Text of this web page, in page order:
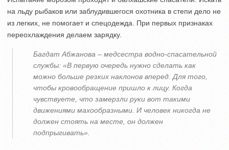
на льду рыбаков или заблудившегося охотника в степи дело не
из легких, не помогает и спецодежда. При первых признаках
переохлаждения делаем зарядку.
Багдат Абжанова – медсестра водно-спасательной
службы: «В первую очередь нужно сделать как
можно больше резких наклонов вперед. Для того,
чтобы кровообращение пришло к лицу. Когда
чувствуете, что замерзли руки вот такими
движениями махообразными. И человек никогда не
должен стоять на месте, он должен
подпрыгивать».